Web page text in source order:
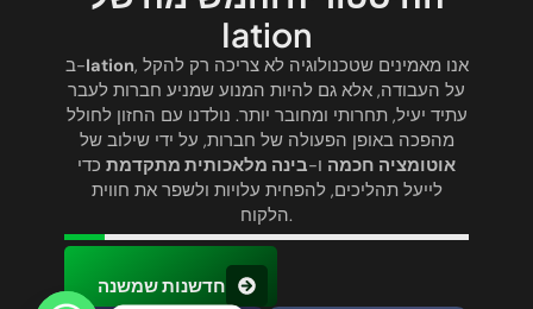
Iation
ב-Iation, אנו מאמינים שטכנולוגיה לא צריכה רק להקל
על העבודה, אלא גם להיות המנוע שמניע חברות לעבר
עתיד יעיל, תחרותי ומחובר יותר. נולדנו עם החזון לחולל
מהפכה באופן הפעולה של חברות, על ידי שילוב של
אוטומציה חכמה ו-בינה מלאכותית מתקדמת כדי
לייעל תהליכים, להפחית עלויות ולשפר את חווית
הלקוח.
חדשנות שמשנה